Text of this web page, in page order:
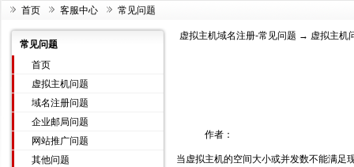
首页 客服中心 常见问题
常见问题
首页
虚拟主机问题
域名注册问题
企业邮局问题
网站推广问题
其他问题
虚拟主机域名注册-常见问题 → 虚拟主机
作者：
当虚拟主机的空间大小或并发数不能满足